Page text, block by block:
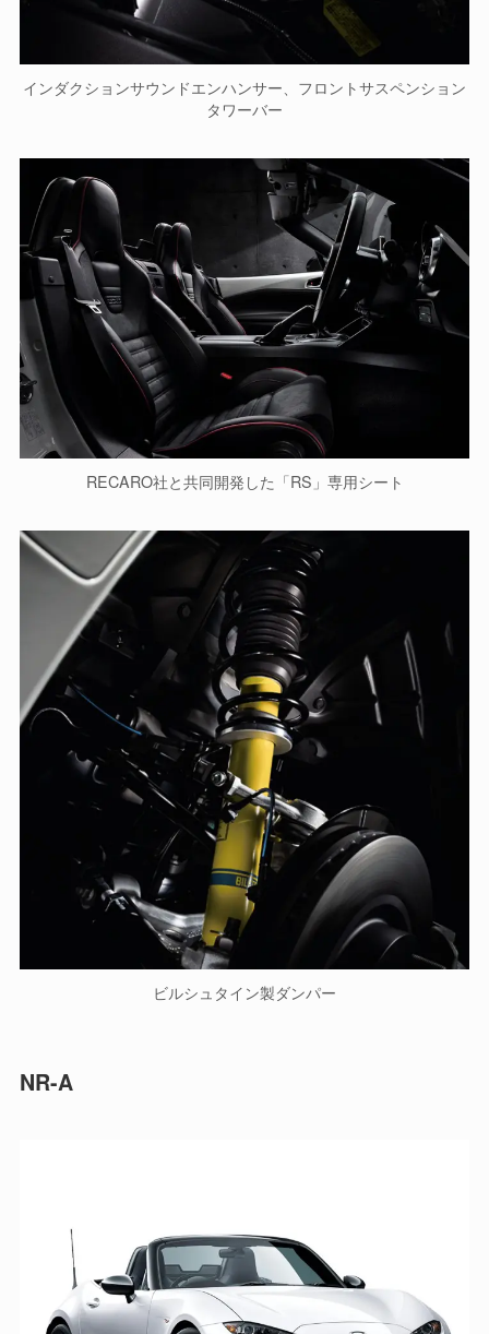
インダクションサウンドエンハンサー、フロントサスペンション
タワーバー
RECARO社と共同開発した「RS」専用シート
ビルシュタイン製ダンパー
NR-A